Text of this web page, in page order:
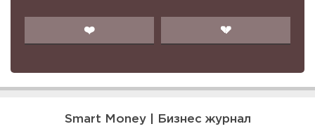
❤️ 💔
Smart Money | Бизнес журнал